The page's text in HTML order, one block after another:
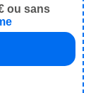
ou sans